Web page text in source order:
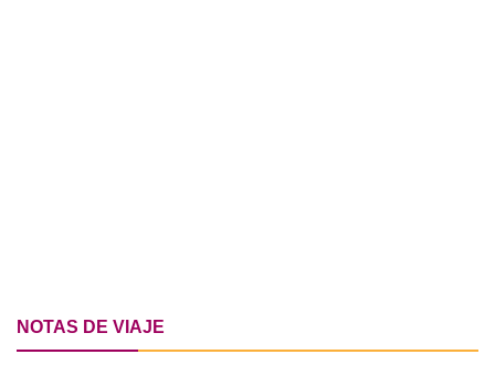
NOTAS DE VIAJE